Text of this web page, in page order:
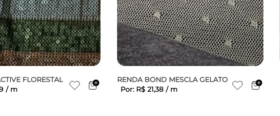
FLORESTAL
/ m
RENDA BOND MESCLA GELATO
Por: R$ 21,38 / m